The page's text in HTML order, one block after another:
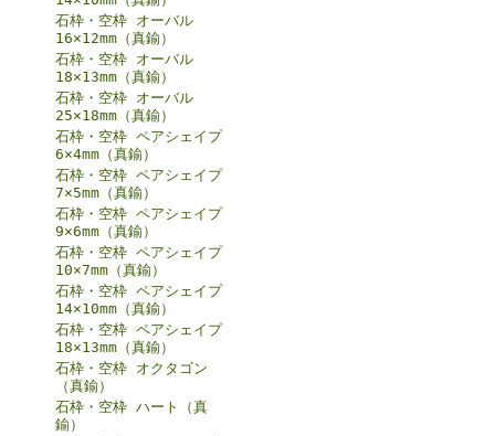
石枠・空枠 オーバル
16×12mm（真鍮）
石枠・空枠 オーバル
18×13mm（真鍮）
石枠・空枠 オーバル
25×18mm（真鍮）
石枠・空枠 ペアシェイプ
6×4mm（真鍮）
石枠・空枠 ペアシェイプ
7×5mm（真鍮）
石枠・空枠 ペアシェイプ
9×6mm（真鍮）
石枠・空枠 ペアシェイプ
10×7mm（真鍮）
石枠・空枠 ペアシェイプ
14×10mm（真鍮）
石枠・空枠 ペアシェイプ
18×13mm（真鍮）
石枠・空枠 オクタゴン
（真鍮）
石枠・空枠 ハート（真
鍮）